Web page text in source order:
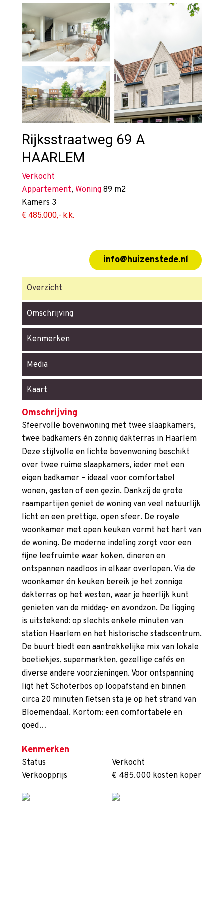
Rijksstraatweg 69 A
HAARLEM
Verkocht
Appartement, Woning 89 m2
Kamers 3
€ 485.000,- k.k.
info@huizenstede.nl
Overzicht
Omschrijving
Kenmerken
Media
Kaart
Omschrijving
Sfeervolle bovenwoning met twee slaapkamers,
twee badkamers én zonnig dakterras in Haarlem
Deze stijlvolle en lichte bovenwoning beschikt
over twee ruime slaapkamers, ieder met een
eigen badkamer – ideaal voor comfortabel
wonen, gasten of een gezin. Dankzij de grote
raampartijen geniet de woning van veel natuurlijk
licht en een prettige, open sfeer. De royale
woonkamer met open keuken vormt het hart van
de woning. De moderne indeling zorgt voor een
fijne leefruimte waar koken, dineren en
ontspannen naadloos in elkaar overlopen. Via de
woonkamer én keuken bereik je het zonnige
dakterras op het westen, waar je heerlijk kunt
genieten van de middag- en avondzon. De ligging
is uitstekend: op slechts enkele minuten van
station Haarlem en het historische stadscentrum.
De buurt biedt een aantrekkelijke mix van lokale
boetiekjes, supermarkten, gezellige cafés en
diverse andere voorzieningen. Voor ontspanning
ligt het Schoterbos op loopafstand en binnen
circa 20 minuten fietsen sta je op het strand van
Bloemendaal. Kortom: een comfortabele en
goed…
Kenmerken
Status
Verkocht
Verkoopprijs
€ 485.000 kosten koper